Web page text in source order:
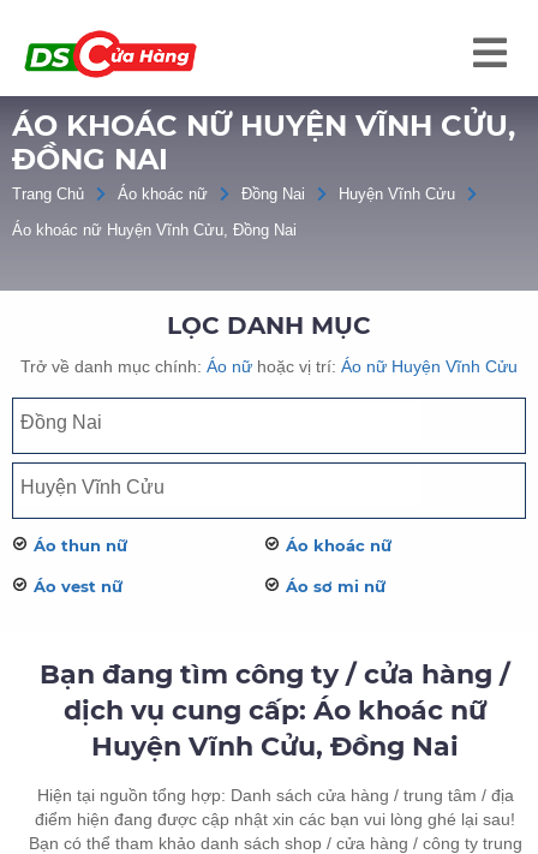
ÁO KHOÁC NỮ HUYỆN VĨNH CỬU,
ĐỒNG NAI
Trang Chủ Áo khoác nữ Đồng Nai
Huyện Vĩnh Cửu
Áo khoác nữ Huyện Vĩnh Cửu, Đồng Nai
LỌC DANH MỤC
Trở về danh mục chính: Áo nữ hoặc vị trí: Áo nữ Huyện Vĩnh Cửu
Áo thun nữ Áo khoác nữ
Áo vest nữ Áo sơ mi nữ
Bạn đang tìm công ty / cửa hàng /
dịch vụ cung cấp: Áo khoác nữ
Huyện Vĩnh Cửu, Đồng Nai
Hiện tại nguồn tổng hợp: Danh sách cửa hàng / trung tâm / địa
điểm hiện đang được cập nhật xin các bạn vui lòng ghé lại sau!
Bạn có thể tham khảo danh sách shop / cửa hàng / công ty trung